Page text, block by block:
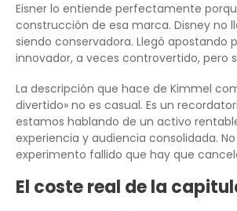
Eisner lo entiende perfectamente
construcción de esa marca. Disney no
siendo conservadora. Llegó apostando
innovador, a veces controvertido, pero
La descripción que hace de Kimmel
divertido» no es casual. Es un
estamos hablando de un activo
experiencia y audiencia consolidada.
experimento fallido que hay que
El coste real de la